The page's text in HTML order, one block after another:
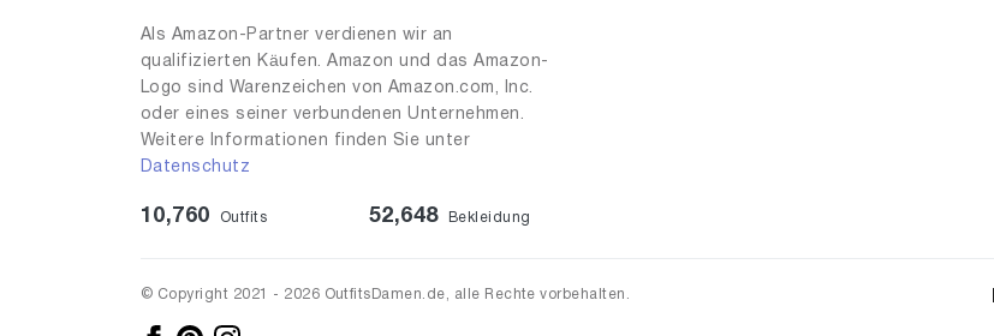
Als Amazon-Partner verdienen wir an
qualifizierten Käufen. Amazon und das Amazon-
Logo sind Warenzeichen von Amazon.com, Inc.
oder eines seiner verbundenen Unternehmen.
Weitere Informationen finden Sie unter
Datenschutz
10,760 Outfits 52,648 Bekleidung
© Copyright 2021 - 2026 OutfitsDamen.de, alle Rechte vorbehalten.